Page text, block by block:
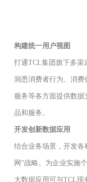
构建统一用户视图
打通TCL集团旗下多渠
洞悉消费者行为、消费
服务等各方面提供数
品和服务。
开发创新数据应用
结合业务场景，开发各
网”战略。为企业实施
大数据应用可与TCL现